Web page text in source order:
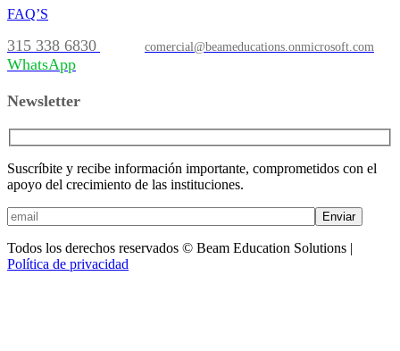
FAQ’S
315 338 6830 comercial@beameducations.onmicrosoft.com
WhatsApp
Newsletter
Suscríbite y recibe información importante, comprometidos con el
apoyo del crecimiento de las instituciones.
Enviar
Todos los derechos reservados © Beam Education Solutions |
Política de privacidad